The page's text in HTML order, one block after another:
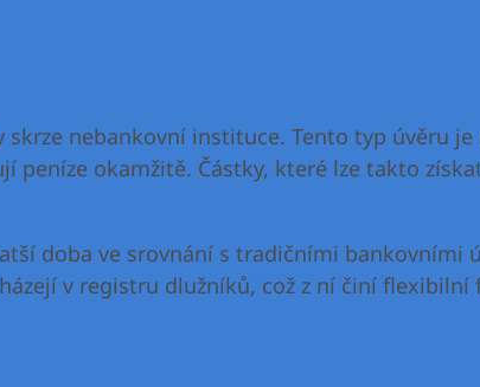
nebankovní instituce. Tento typ úvěru
peníze okamžitě. Částky, které lze takto
doba ve srovnání s tradičními bankovními
v registru dlužníků, což z ní činí flexibilní